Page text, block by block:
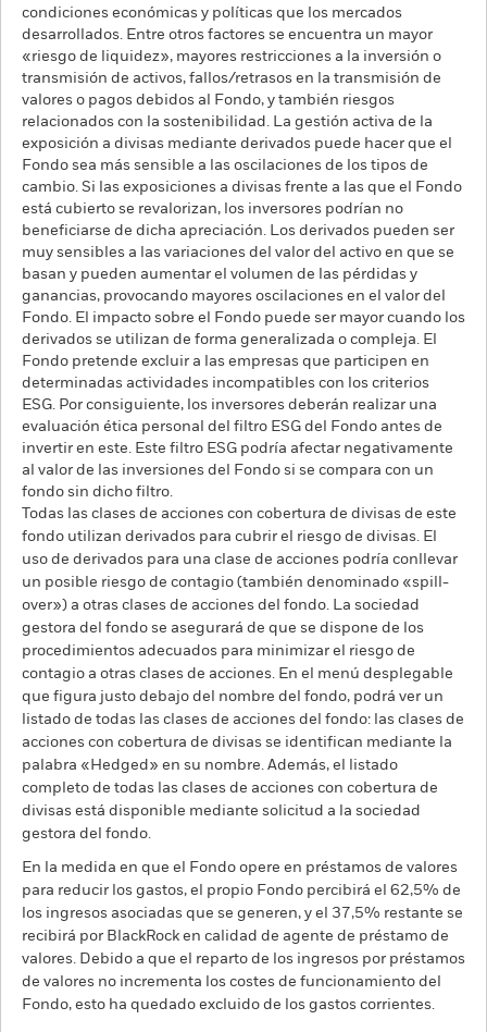
condiciones económicas y políticas que los mercados
desarrollados. Entre otros factores se encuentra un mayor
«riesgo de liquidez», mayores restricciones a la inversión o
transmisión de activos, fallos/retrasos en la transmisión de
valores o pagos debidos al Fondo, y también riesgos
relacionados con la sostenibilidad. La gestión activa de la
exposición a divisas mediante derivados puede hacer que el
Fondo sea más sensible a las oscilaciones de los tipos de
cambio. Si las exposiciones a divisas frente a las que el Fondo
está cubierto se revalorizan, los inversores podrían no
beneficiarse de dicha apreciación. Los derivados pueden ser
muy sensibles a las variaciones del valor del activo en que se
basan y pueden aumentar el volumen de las pérdidas y
ganancias, provocando mayores oscilaciones en el valor del
Fondo. El impacto sobre el Fondo puede ser mayor cuando los
derivados se utilizan de forma generalizada o compleja. El
Fondo pretende excluir a las empresas que participen en
determinadas actividades incompatibles con los criterios
ESG. Por consiguiente, los inversores deberán realizar una
evaluación ética personal del filtro ESG del Fondo antes de
invertir en este. Este filtro ESG podría afectar negativamente
al valor de las inversiones del Fondo si se compara con un
fondo sin dicho filtro.
Todas las clases de acciones con cobertura de divisas de este
fondo utilizan derivados para cubrir el riesgo de divisas. El
uso de derivados para una clase de acciones podría conllevar
un posible riesgo de contagio (también denominado «spill-
over») a otras clases de acciones del fondo. La sociedad
gestora del fondo se asegurará de que se dispone de los
procedimientos adecuados para minimizar el riesgo de
contagio a otras clases de acciones. En el menú desplegable
que figura justo debajo del nombre del fondo, podrá ver un
listado de todas las clases de acciones del fondo: las clases de
acciones con cobertura de divisas se identifican mediante la
palabra «Hedged» en su nombre. Además, el listado
completo de todas las clases de acciones con cobertura de
divisas está disponible mediante solicitud a la sociedad
gestora del fondo.
En la medida en que el Fondo opere en préstamos de valores
para reducir los gastos, el propio Fondo percibirá el 62,5% de
los ingresos asociadas que se generen, y el 37,5% restante se
recibirá por BlackRock en calidad de agente de préstamo de
valores. Debido a que el reparto de los ingresos por préstamos
de valores no incrementa los costes de funcionamiento del
Fondo, esto ha quedado excluido de los gastos corrientes.